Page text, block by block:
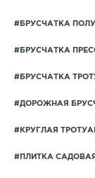
#БРУСЧАТКА
#БРУСЧАТКА
#БРУСЧАТКА
#ДОРОЖНАЯ
#КРУГЛАЯ
#ПЛИТКА